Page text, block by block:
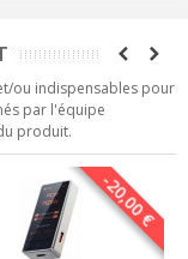
ou indispensables pour
par l'équipe
produit.
-20,00 €